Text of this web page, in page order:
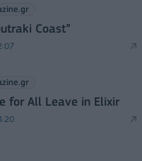
Coast”
for All Leave in Elixir